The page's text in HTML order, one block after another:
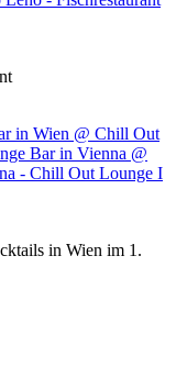
in Wien im 1.